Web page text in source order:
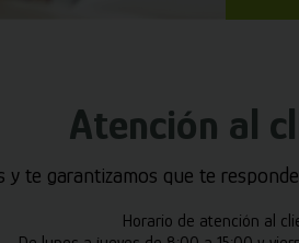
Atención al
te garantizamos que te
Horario de atención al